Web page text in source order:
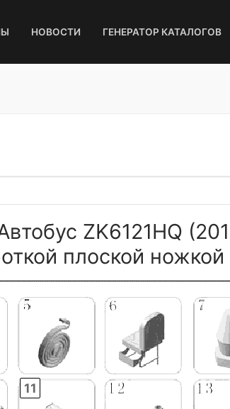
НОВОСТИ ГЕНЕРАТОР КАТАЛОГОВ
ZK6121HQ
плоской
11